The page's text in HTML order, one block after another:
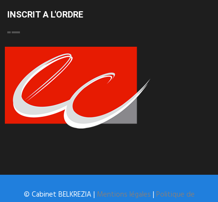
INSCRIT A L'ORDRE
© Cabinet BELKREZIA | Mentions légales| Politique de